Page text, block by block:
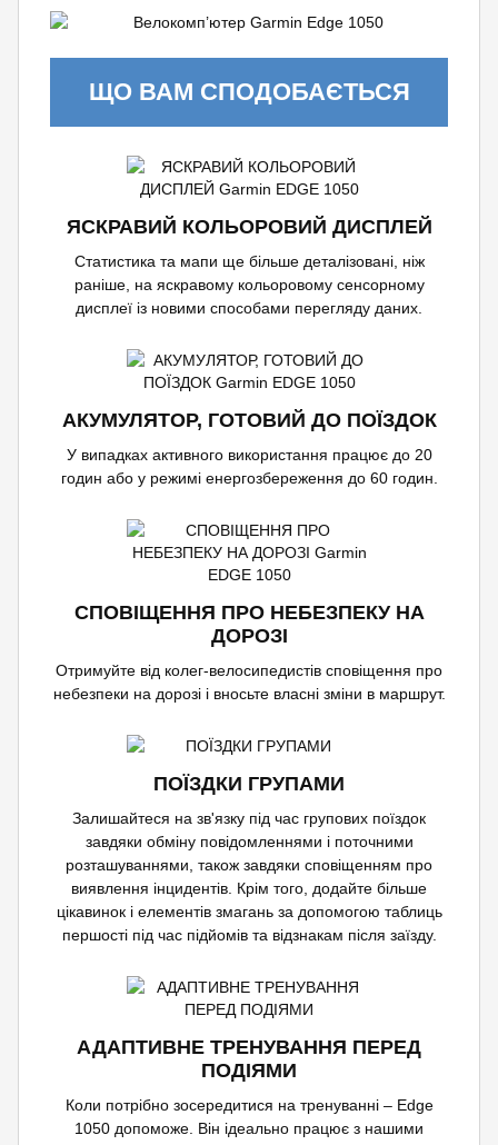
ЩО ВАМ СПОДОБАЄТЬСЯ
ЯСКРАВИЙ КОЛЬОРОВИЙ ДИСПЛЕЙ
Статистика та мапи ще більше деталізовані, ніж
раніше, на яскравому кольоровому сенсорному
дисплеї із новими способами перегляду даних.
АКУМУЛЯТОР, ГОТОВИЙ ДО ПОЇЗДОК
У випадках активного використання працює до 20
годин або у режимі енергозбереження до 60 годин.
СПОВІЩЕННЯ ПРО НЕБЕЗПЕКУ НА
ДОРОЗІ
Отримуйте від колег-велосипедистів сповіщення про
небезпеки на дорозі і вносьте власні зміни в маршрут.
ПОЇЗДКИ ГРУПАМИ
Залишайтеся на зв'язку під час групових поїздок
завдяки обміну повідомленнями і поточними
розташуваннями, також завдяки сповіщенням про
виявлення інцидентів. Крім того, додайте більше
цікавинок і елементів змагань за допомогою таблиць
першості під час підйомів та відзнакам після заїзду.
АДАПТИВНЕ ТРЕНУВАННЯ ПЕРЕД
ПОДІЯМИ
Коли потрібно зосередитися на тренуванні – Edge
1050 допоможе. Він ідеально працює з нашими